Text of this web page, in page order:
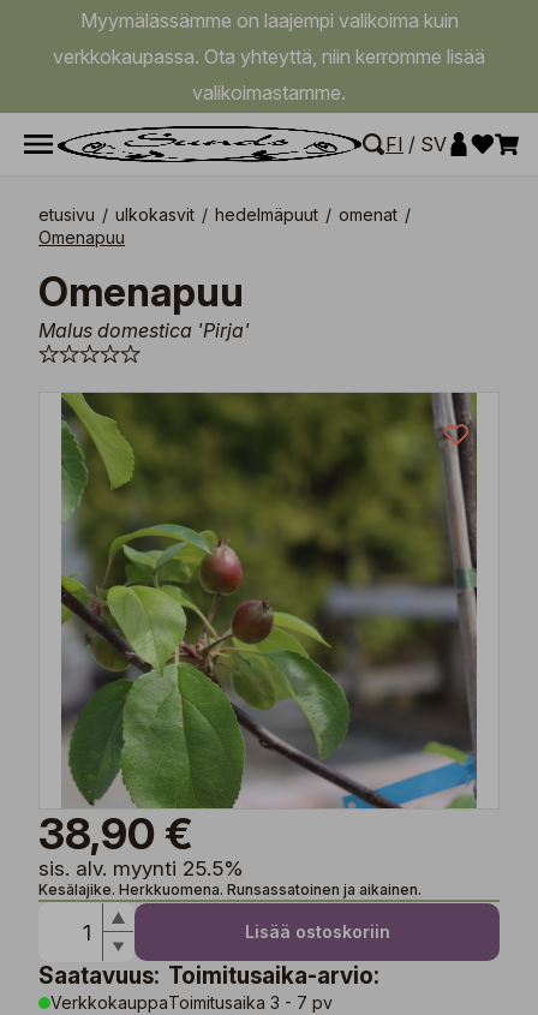
Myymälässämme on laajempi valikoima kuin
verkkokaupassa. Ota yhteyttä, niin kerromme lisää
valikoimastamme.
FI / SV
etusivu / ulkokasvit / hedelmäpuut / omenat /
Omenapuu
Omenapuu
Malus domestica 'Pirja'
38,90 €
sis. alv. myynti 25.5%
Kesälajike. Herkkuomena. Runsassatoinen ja aikainen.
Lisää ostoskoriin
Saatavuus:
Verkkokauppa
Toimitusaika-arvio:
Toimitusaika 3 - 7 pv